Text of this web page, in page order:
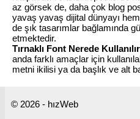
az görsek de, daha çok blog
yavaş yavaş dijital dünyayı
de şık tasarımlar bağlamında
etmektedir.
Tırnaklı Font Nerede
anda farklı amaçlar için
metni ikilisi ya da başlık ve alt
© 2026 - hızWeb